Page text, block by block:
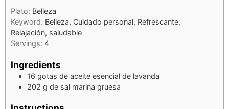
Plato: Belleza
Keyword: Belleza, Cuidado personal, Refrescante,
Relajación, saludable
Servings: 4
Ingredients
16 gotas de aceite esencial de lavanda
202 g de sal marina gruesa